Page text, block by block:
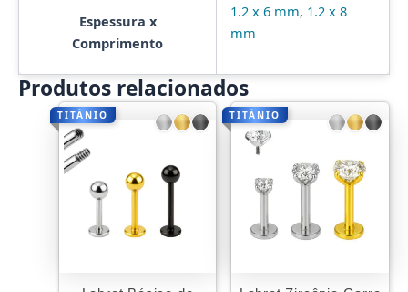
Espessura x
Comprimento
1.2 x 6 mm, 1.2 x 8
mm
Produtos relacionados
TITÂNIO TITÂNIO